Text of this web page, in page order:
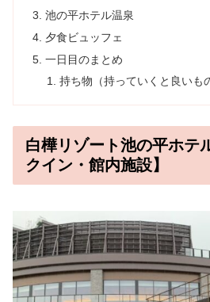
池の平ホテル温泉
夕食ビュッフェ
一日目のまとめ
持ち物（持っていくと良いも
白樺リゾート池の平ホテ
クイン・館内施設】